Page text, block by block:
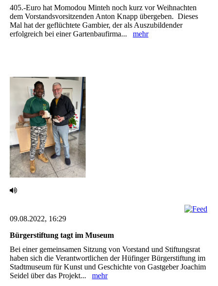
‎405.-Euro hat Momodou Minteh noch kurz vor Weihnachten
dem Vorstandsvorsitzenden Anton ‎Knapp übergeben. ‎ Dieses
Mal hat der geflüchtete Gambier, der als Auszubildender
erfolgreich bei einer ‎Gartenbaufirma... mehr
09.08.2022, 16:29
Bürgerstiftung tagt im Museum
Bei einer gemeinsamen Sitzung von Vorstand und Stiftungsrat
haben sich die Verantwortlichen der Hüfinger Bürgerstiftung im
Stadtmuseum für Kunst und Geschichte von Gastgeber Joachim
Seidel über das Projekt... mehr